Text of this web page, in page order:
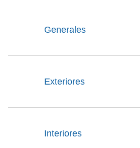
Generales
Exteriores
Interiores